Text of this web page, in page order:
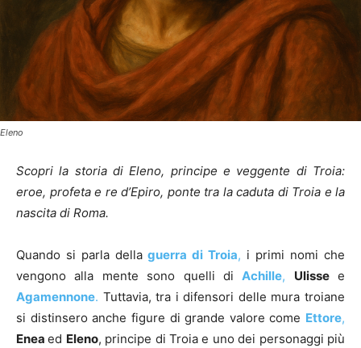
Eleno
Scopri la storia di Eleno, principe e veggente di Troia:
eroe, profeta e re d’Epiro, ponte tra la caduta di Troia e la
nascita di Roma.
Quando si parla della guerra di Troia, i primi nomi che
vengono alla mente sono quelli diAchille, Ulissee
Agamennone. Tuttavia, tra i difensori delle mura troiane
si distinsero anche figure di grande valore come Ettore,
Eneaed Eleno, principe di Troia e uno dei personaggi più